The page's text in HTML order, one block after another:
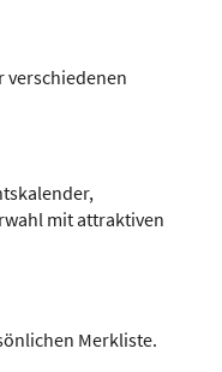
mit attraktiven
Merkliste.